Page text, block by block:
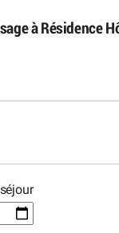
à Résidence